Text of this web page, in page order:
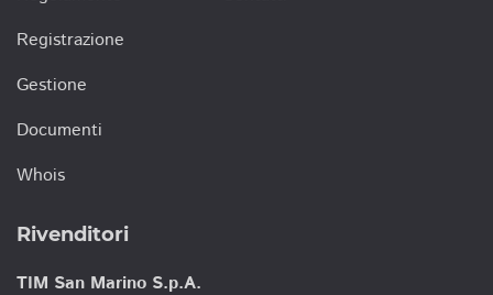
Registrazione
Gestione
Documenti
Whois
Rivenditori
TIM San Marino S.p.A.